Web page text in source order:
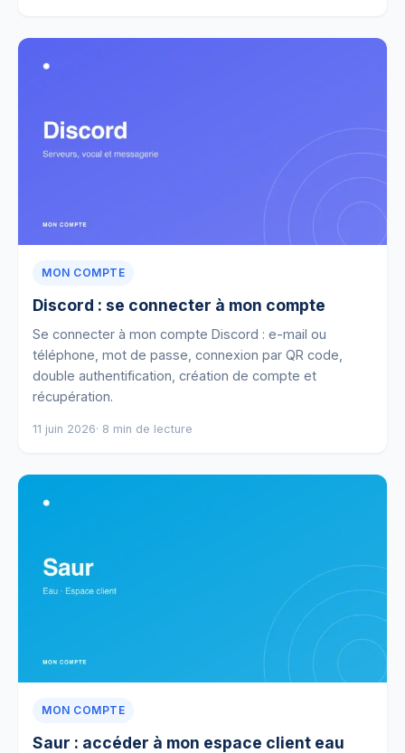
MON COMPTE
Discord : se connecter à mon compte
Se connecter à mon compte Discord : e-mail ou
téléphone, mot de passe, connexion par QR code,
double authentification, création de compte et
récupération.
11 juin 2026· 8 min de lecture
MON COMPTE
Saur : accéder à mon espace client eau